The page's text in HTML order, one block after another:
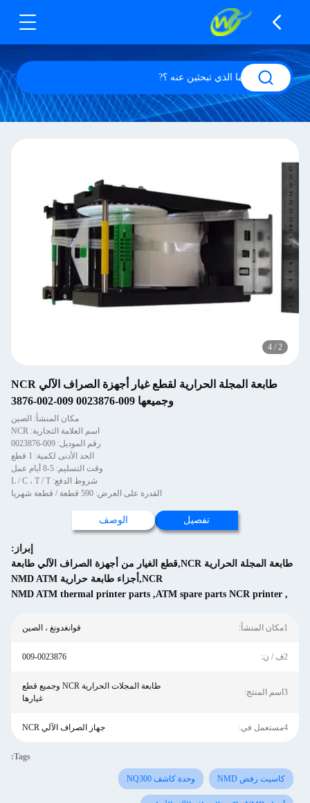
2
/
4
طابعة المجلة الحرارية لقطع غيار أجهزة الصراف الآلي NCR
وجميعها 009-0023876 009-002-3876
مكان المنشأ: الصين
اسم العلامة التجارية: NCR
رقم الموديل: 009-0023876
الحد الأدنى لكمية: 1 قطع
وقت التسليم: 5-8 أيام عمل
شروط الدفع: L / C ، T / T
القدرة على العرض: 590 قطعة / قطعة شهريا
تفصيل الوصف
إبراز:
طابعة المجلة الحرارية NCR,قطع الغيار من أجهزة الصراف الآلي طابعة
NCR,أجزاء طابعة حرارية NMD ATM
,
ATM spare parts NCR printer
,
NMD ATM thermal printer parts
1مكان المنشأ: قوانغدونغ ، الصين
2ف / ن: 009-0023876
3اسم المنتج:
طابعة المجلات الحرارية NCR وجميع قطع
غيارها
4مستعمل في: جهاز الصراف الآلي NCR
Tags:
كاسيت رفض NMD وحدة كاشف NQ300